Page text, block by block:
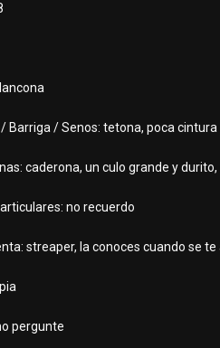
Barriga / Senos: tetona, poca
caderona, un culo grande y
no recuerdo
streaper, la conoces cuando se
pergunte